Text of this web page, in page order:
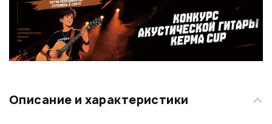
Описание и характеристики